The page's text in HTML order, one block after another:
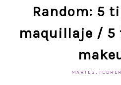
Random: 5
maquillaje / 5
MARTES,